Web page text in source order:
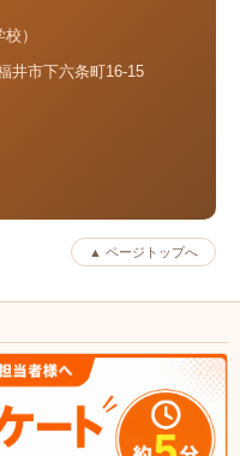
）
井市下六条町16-15
▲ ページトップへ